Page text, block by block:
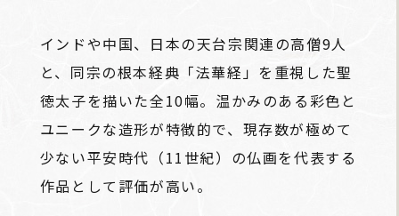
インドや中国、日本の天台宗関連の高僧9人
と、同宗の根本経典「法華経」を重視した聖
徳太子を描いた全10幅。温かみのある彩色と
ユニークな造形が特徴的で、現存数が極めて
少ない平安時代（11世紀）の仏画を代表する
作品として評価が高い。